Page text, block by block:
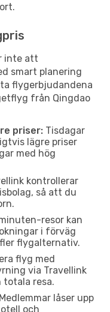
inte att
smart planering
flygerbjudandena
från Qingdao
priser: Tisdagar
lägre priser
med hög
kontrollerar
så att du
resor kan
i förväg
flygalternativ.
flyg med
via Travellink
totala resa.
Medlemmar låser upp
och